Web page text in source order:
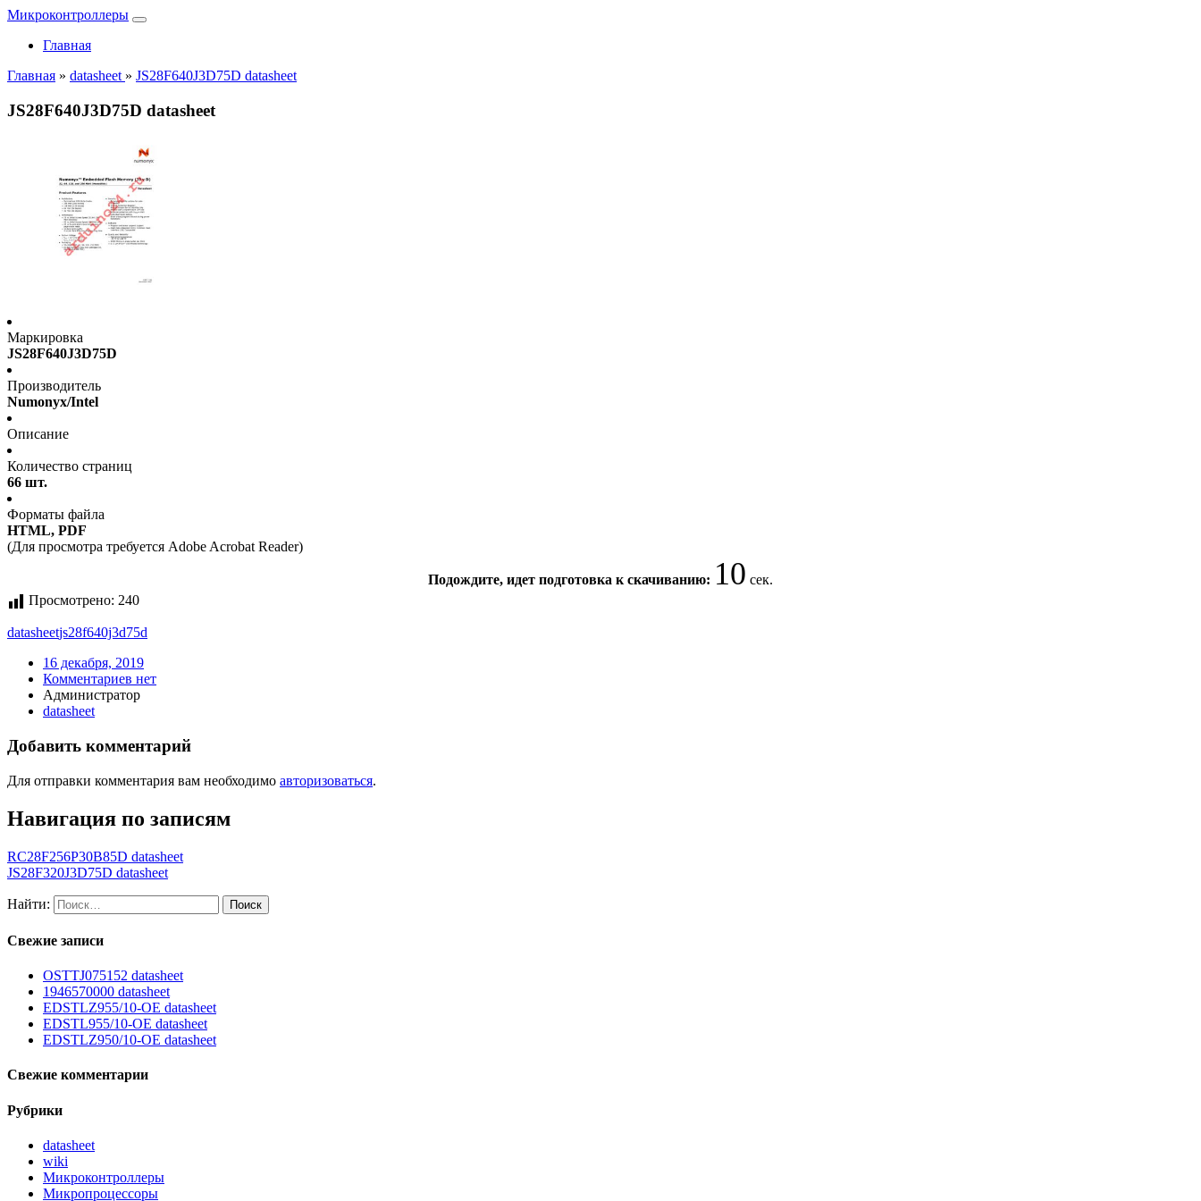
Микроконтроллеры
Главная
Главная » datasheet » JS28F640J3D75D datasheet
JS28F640J3D75D datasheet
Маркировка
JS28F640J3D75D
Производитель
Numonyx/Intel
Описание
Количество страниц
66 шт.
Форматы файла
HTML, PDF
(Для просмотра требуется Adobe Acrobat Reader)
Подождите, идет подготовка к скачиванию: 10 сек.
Просмотрено: 240
datasheetjs28f640j3d75d
16 декабря, 2019
Комментариев нет
Администратор
datasheet
Добавить комментарий
Для отправки комментария вам необходимо авторизоваться.
Навигация по записям
RC28F256P30B85D datasheet
JS28F320J3D75D datasheet
Найти:
Свежие записи
OSTTJ075152 datasheet
1946570000 datasheet
EDSTLZ955/10-OE datasheet
EDSTL955/10-OE datasheet
EDSTLZ950/10-OE datasheet
Свежие комментарии
Рубрики
datasheet
wiki
Микроконтроллеры
Микропроцессоры